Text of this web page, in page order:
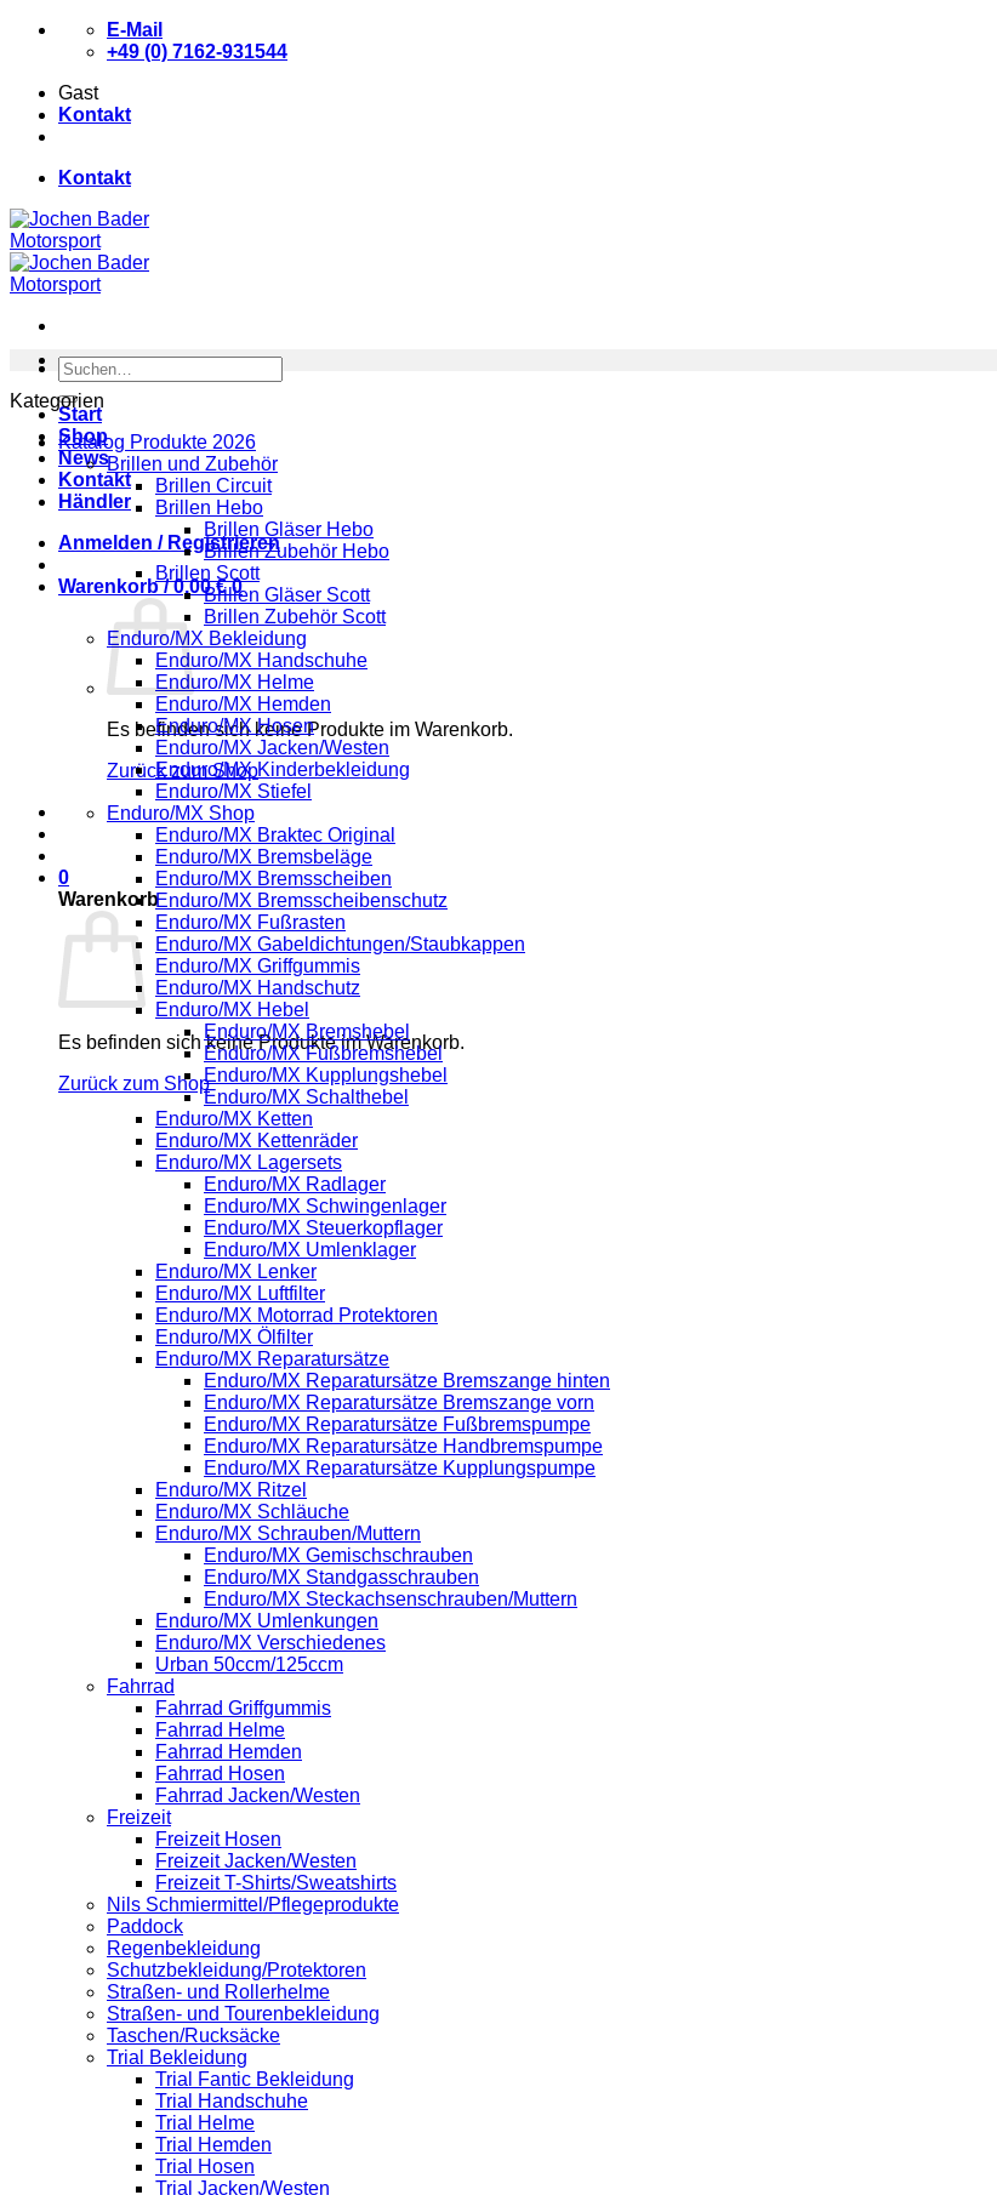
Zum
E-Mail
+49 (0) 7162-931544
Gast
Kontakt
Kontakt
Suchen
nach:
Start
Shop
News
Kontakt
Händler
Anmelden / Registrieren
Warenkorb /0,00€ 0
Es befinden sich keine Produkte im Warenkorb.
Zurück zum Shop
0
Warenkorb
Es befinden sich keine Produkte im Warenkorb.
Zurück zum Shop
Kategorien
Katalog Produkte 2026
Brillen und Zubehör
Brillen Circuit
Brillen Hebo
Brillen Gläser Hebo
Brillen Zubehör Hebo
Brillen Scott
Brillen Gläser Scott
Brillen Zubehör Scott
Enduro/MX Bekleidung
Enduro/MX Handschuhe
Enduro/MX Helme
Enduro/MX Hemden
Enduro/MX Hosen
Enduro/MX Jacken/Westen
Enduro/MX Kinderbekleidung
Enduro/MX Stiefel
Enduro/MX Shop
Enduro/MX Braktec Original
Enduro/MX Bremsbeläge
Enduro/MX Bremsscheiben
Enduro/MX Bremsscheibenschutz
Enduro/MX Fußrasten
Enduro/MX Gabeldichtungen/Staubkappen
Enduro/MX Griffgummis
Enduro/MX Handschutz
Enduro/MX Hebel
Enduro/MX Bremshebel
Enduro/MX Fußbremshebel
Enduro/MX Kupplungshebel
Enduro/MX Schalthebel
Enduro/MX Ketten
Enduro/MX Kettenräder
Enduro/MX Lagersets
Enduro/MX Radlager
Enduro/MX Schwingenlager
Enduro/MX Steuerkopflager
Enduro/MX Umlenklager
Enduro/MX Lenker
Enduro/MX Luftfilter
Enduro/MX Motorrad Protektoren
Enduro/MX Ölfilter
Enduro/MX Reparatursätze
Enduro/MX Reparatursätze Bremszange hinten
Enduro/MX Reparatursätze Bremszange vorn
Enduro/MX Reparatursätze Fußbremspumpe
Enduro/MX Reparatursätze Handbremspumpe
Enduro/MX Reparatursätze Kupplungspumpe
Enduro/MX Ritzel
Enduro/MX Schläuche
Enduro/MX Schrauben/Muttern
Enduro/MX Gemischschrauben
Enduro/MX Standgasschrauben
Enduro/MX Steckachsenschrauben/Muttern
Enduro/MX Umlenkungen
Enduro/MX Verschiedenes
Urban 50ccm/125ccm
Fahrrad
Fahrrad Griffgummis
Fahrrad Helme
Fahrrad Hemden
Fahrrad Hosen
Fahrrad Jacken/Westen
Freizeit
Freizeit Hosen
Freizeit Jacken/Westen
Freizeit T-Shirts/Sweatshirts
Nils Schmiermittel/Pflegeprodukte
Paddock
Regenbekleidung
Schutzbekleidung/Protektoren
Straßen- und Rollerhelme
Straßen- und Tourenbekleidung
Taschen/Rucksäcke
Trial Bekleidung
Trial Fantic Bekleidung
Trial Handschuhe
Trial Helme
Trial Hemden
Trial Hosen
Trial Jacken/Westen